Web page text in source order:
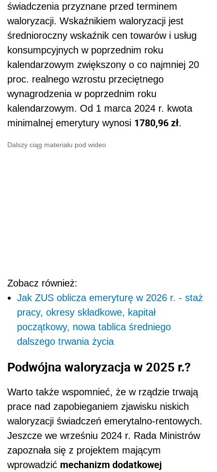
świadczenia przyznane przed terminem
waloryzacji. Wskaźnikiem waloryzacji jest
średnioroczny wskaźnik cen towarów i usług
konsumpcyjnych w poprzednim roku
kalendarzowym zwiększony o co najmniej 20
proc. realnego wzrostu przeciętnego
wynagrodzenia w poprzednim roku
kalendarzowym. Od 1 marca 2024 r. kwota
minimalnej emerytury wynosi 1780,96 zł.
Dalszy ciąg materiału pod wideo
Zobacz również:
Jak ZUS oblicza emeryturę w 2026 r. - staż
pracy, okresy składkowe, kapitał
początkowy, nowa tablica średniego
dalszego trwania życia
Podwójna waloryzacja w 2025 r.?
Warto także wspomnieć, że w rządzie trwają
prace nad zapobieganiem zjawisku niskich
waloryzacji świadczeń emerytalno-rentowych.
Jeszcze we wrześniu 2024 r. Rada Ministrów
zapoznała się z projektem mającym
wprowadzić mechanizm dodatkowej